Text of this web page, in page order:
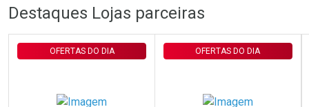
FECHAR
Laboratório
FECHAR
Por Menos Por Menos
Destaques Lojas parceiras
OFERTAS DO DIA OFERTAS DO DIA